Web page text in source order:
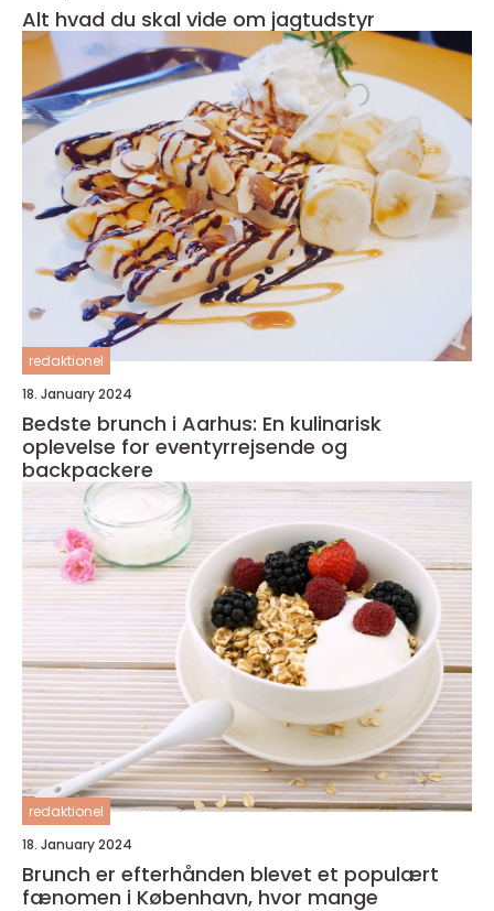
Alt hvad du skal vide om jagtudstyr
redaktionel
18. January 2024
Bedste brunch i Aarhus: En kulinarisk
oplevelse for eventyrrejsende og
backpackere
redaktionel
18. January 2024
Brunch er efterhånden blevet et populært
fænomen i København, hvor mange